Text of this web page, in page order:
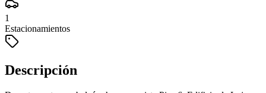
1
Estacionamientos
Descripción